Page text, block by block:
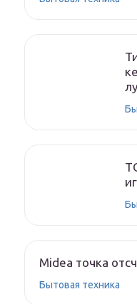
Midea точка
Бытовая техника